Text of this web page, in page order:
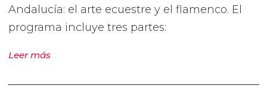
Andalucía: el arte ecuestre y el flamenco. El
programa incluye tres partes:
Leer más